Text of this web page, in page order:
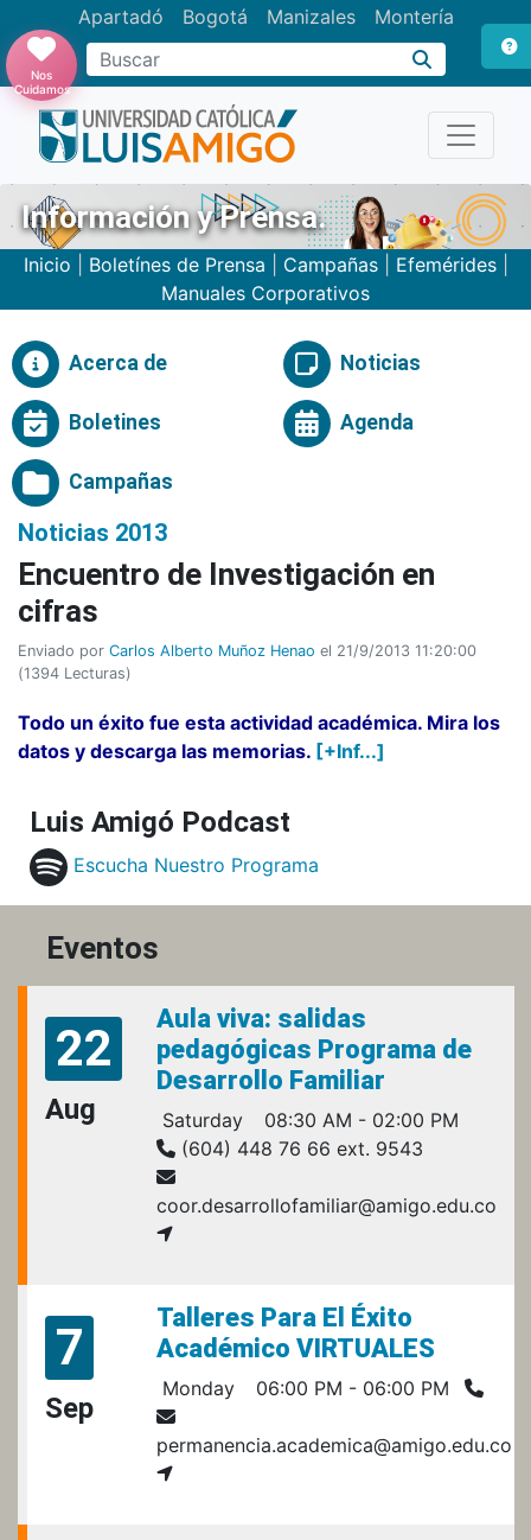
Apartadó Bogotá Manizales Montería
Buscar
Nos
Cuidamos
Información y Prensa.
Inicio Boletínes de Prensa Campañas| Efemérides|
Manuales Corporativos
Acerca de Noticias
Boletines Agenda
Campañas
Noticias 2013
Encuentro de Investigación en
cifras
Enviado por Carlos Alberto Muñoz Henao el 21/9/2013 11:20:00
(1394 Lecturas)
Todo un éxito fue esta actividad académica. Mira los
datos y descarga las memorias. [+Inf...]
Luis Amigó Podcast
Escucha Nuestro Programa
Eventos
22
Aug
Aula viva: salidas
pedagógicas Programa de
Desarrollo Familiar
Saturday
08:30 AM - 02:00 PM
(604) 448 76 66 ext. 9543
coor.desarrollofamiliar@amigo.edu.co
7
Sep
Talleres Para El Éxito
Académico VIRTUALES
Monday 06:00 PM - 06:00 PM
permanencia.academica@amigo.edu.co